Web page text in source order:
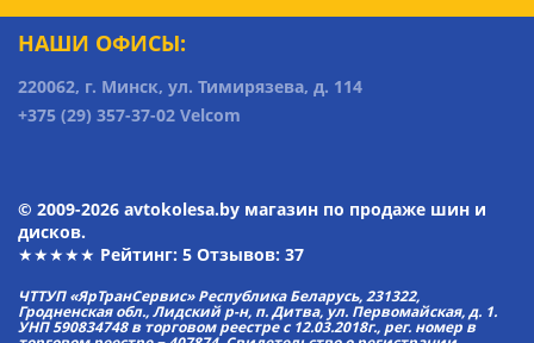
НАШИ ОФИСЫ:
220062, г. Минск, ул. Тимирязева, д. 114
+375 (29) 357-37-02 Velcom
© 2009-2026 avtokolesa.by магазин по продаже шин и
дисков.
★★★★★ Рейтинг: 5 Отзывов: 37
ЧТТУП «ЯрТранСервис» Республика Беларусь, 231322,
Гродненская обл., Лидский р-н, п. Дитва, ул. Первомайская, д. 1.
УНП 590834748 в торговом реестре с 12.03.2018г., рег. номер в